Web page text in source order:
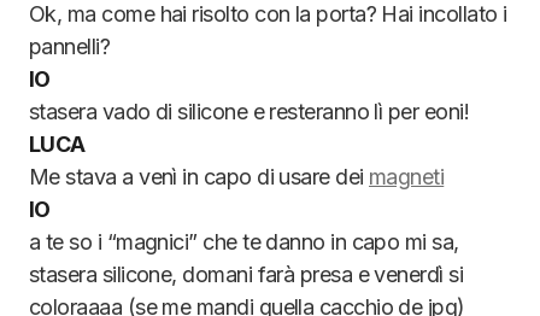
Ok, ma come hai risolto con la porta? Hai incollato i
pannelli?
IO
stasera vado di silicone e resteranno lì per eoni!
LUCA
Me stava a venì in capo di usare dei magneti
IO
a te so i “magnici” che te danno in capo mi sa,
stasera silicone, domani farà presa e venerdì si
coloraaaa (se me mandi quella cacchio de jpg)